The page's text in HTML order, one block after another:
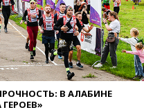
вчера, 20:12Минобороны
Болгарии: упавший в стране
беспилотник, скорее всего,
был украинским
вчера, 19:29ОАЭ обвинили
Иран в атаке на судно
нефтяной компании ADNOC в
Ормузе
В АЛАБИНЕ